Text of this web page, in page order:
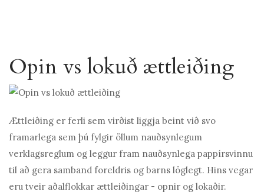
Opin vs lokuð ættleiðing
Ættleiðing er ferli sem virðist liggja beint við svo
framarlega sem þú fylgir öllum nauðsynlegum
verklagsreglum og leggur fram nauðsynlega pappírsvinnu
til að gera samband foreldris og barns löglegt. Hins vegar
eru tveir aðalflokkar ættleiðingar - opnir og lokaðir.